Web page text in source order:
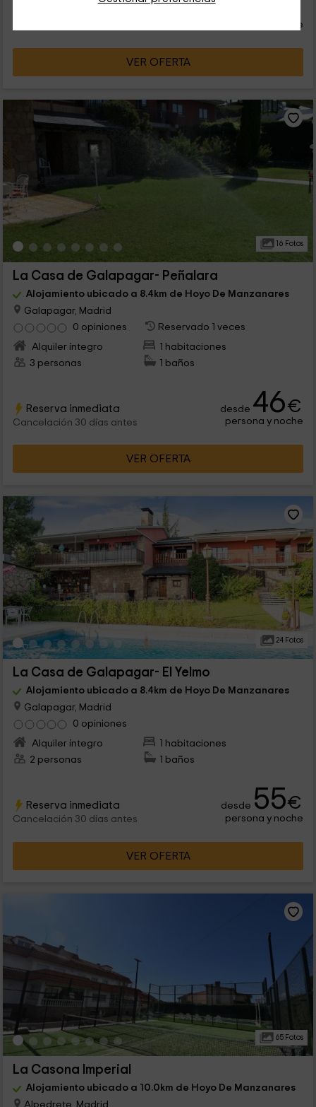
persona y noche
VER OFERTA
16 Fotos
La Casa de Galapagar- Peñalara
Alojamiento ubicado a 8.4km de Hoyo De Manzanares
Galapagar, Madrid
0 opiniones
Reservado 1 veces
Alquiler íntegro
1 habitaciones
3 personas
1 baños
Reserva inmediata
Cancelación 30 días antes
desde 46€
persona y noche
VER OFERTA
24 Fotos
La Casa de Galapagar- El Yelmo
Alojamiento ubicado a 8.4km de Hoyo De Manzanares
Galapagar, Madrid
0 opiniones
Alquiler íntegro
1 habitaciones
2 personas
1 baños
Reserva inmediata
Cancelación 30 días antes
desde 55€
persona y noche
VER OFERTA
65 Fotos
La Casona Imperial
Alojamiento ubicado a 10.0km de Hoyo De Manzanares
Alpedrete, Madrid